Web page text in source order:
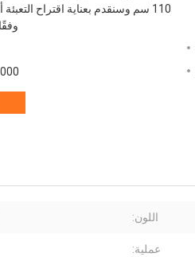
110 سم وسنقدم بعناية اقتراح التعبئة
5000
اللون:
عملية: